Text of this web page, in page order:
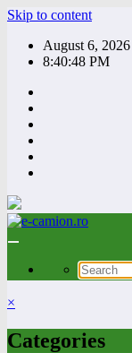
Skip to content
August 6, 2026
8:40:49 PM
×
Categories